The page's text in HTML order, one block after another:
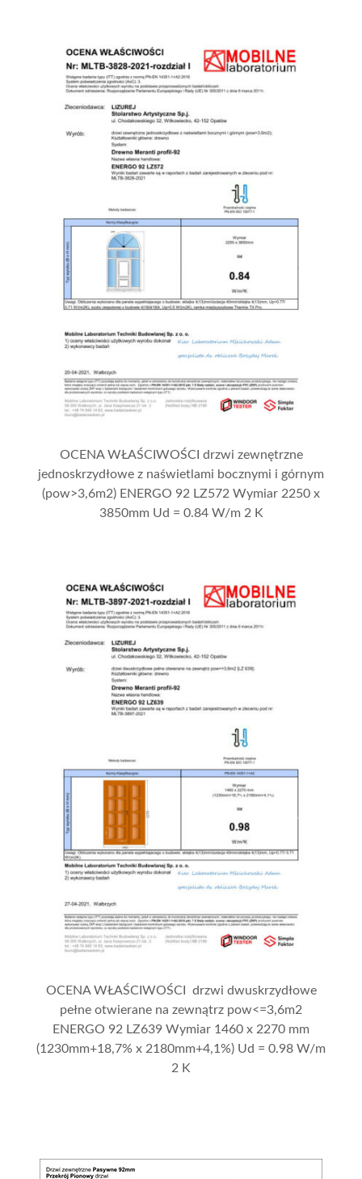
OCENA WŁAŚCIWOŚCI drzwi zewnętrzne
jednoskrzydłowe z naświetlami bocznymi i górnym
(pow>3,6m2) ENERGO 92 LZ572 Wymiar 2250 x
3850mm Ud = 0.84 W/m 2 K
OCENA WŁAŚCIWOŚCI drzwi dwuskrzydłowe
pełne otwierane na zewnątrz pow<=3,6m2
ENERGO 92 LZ639 Wymiar 1460 x 2270 mm
(1230mm+18,7% x 2180mm+4,1%) Ud = 0.98 W/m
2 K